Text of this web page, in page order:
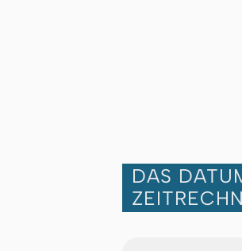
DAS